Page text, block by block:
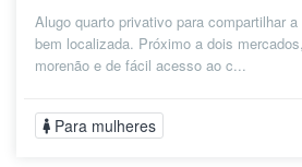
Alugo quarto privativo para compartilhar
bem localizada. Próximo a dois
morenão e de fácil acesso ao c...
Para mulheres